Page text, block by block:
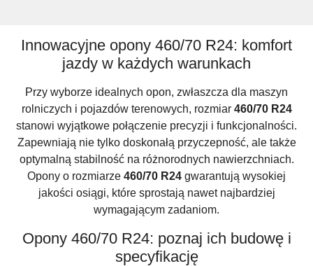
Innowacyjne opony 460/70 R24: komfort
jazdy w każdych warunkach
Przy wyborze idealnych opon, zwłaszcza dla maszyn
rolniczych i pojazdów terenowych, rozmiar 460/70 R24
stanowi wyjątkowe połączenie precyzji i funkcjonalności.
Zapewniają nie tylko doskonałą przyczepność, ale także
optymalną stabilność na różnorodnych nawierzchniach.
Opony o rozmiarze 460/70 R24 gwarantują wysokiej
jakości osiągi, które sprostają nawet najbardziej
wymagającym zadaniom.
Opony 460/70 R24: poznaj ich budowę i
specyfikację